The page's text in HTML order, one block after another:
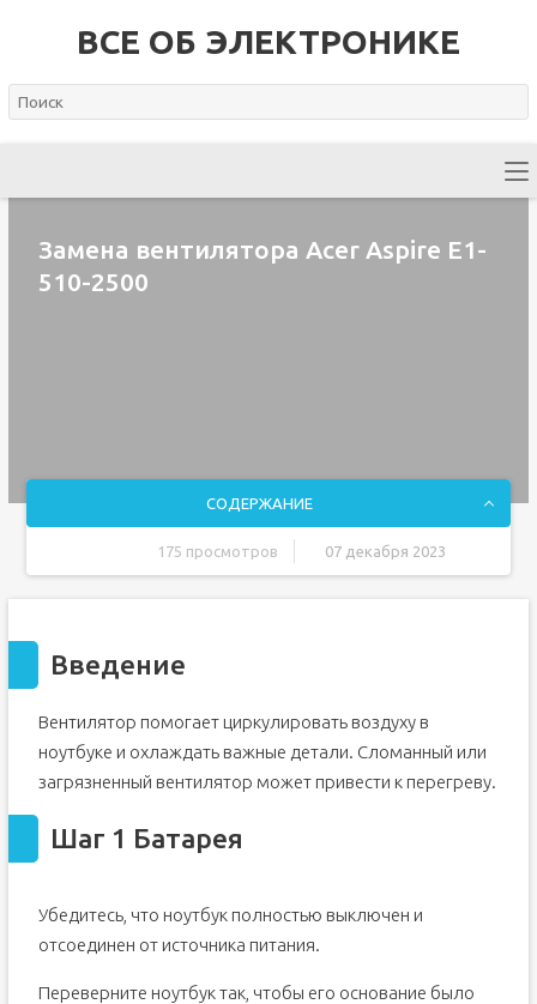
ВСЕ ОБ ЭЛЕКТРОНИКЕ
Замена вентилятора Acer Aspire E1-
510-2500
СОДЕРЖАНИЕ
175 просмотров 07 декабря 2023
Шаг 2
Шаг 4 Материнская плата
Шаг 5
Шаг 6
Шаг 7
Шаг 10 Вентилятор
Введение
Вентилятор помогает циркулировать воздуху в
ноутбуке и охлаждать важные детали. Сломанный или
загрязненный вентилятор может привести к перегреву.
Шаг 1 Батарея
Убедитесь, что ноутбук полностью выключен и
отсоединен от источника питания.
Переверните ноутбук так, чтобы его основание было